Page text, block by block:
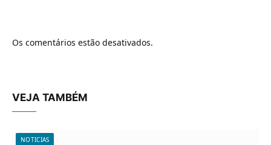
Os comentários estão desativados.
VEJA TAMBÉM
NOTICIAS